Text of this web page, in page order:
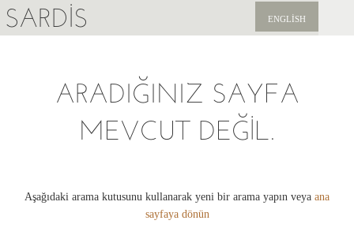
SARDIS ENGLISH
ARADIĞINIZ SAYFA
MEVCUT DEĞIL.
Aşağıdaki arama kutusunu kullanarak yeni bir arama yapın veya ana
sayfaya dönün